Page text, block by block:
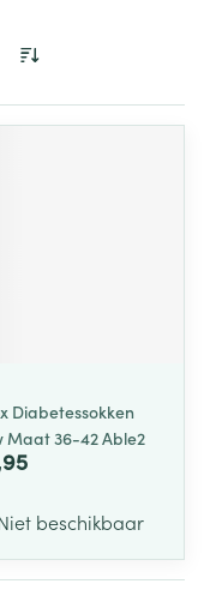
Diabetessokken
Maat 36-42 Able2
beschikbaar